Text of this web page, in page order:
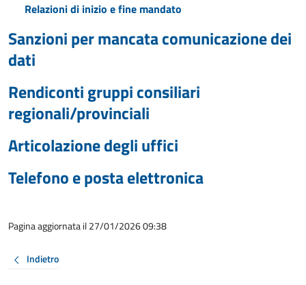
Relazioni di inizio e fine mandato
Sanzioni per mancata comunicazione dei
dati
Rendiconti gruppi consiliari
regionali/provinciali
Articolazione degli uffici
Telefono e posta elettronica
Pagina aggiornata il 27/01/2026 09:38
Indietro